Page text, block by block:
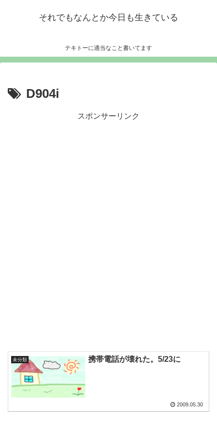
それでもなんとか今日も生きている
テキトーに適当なこと書いてます
D904i
スポンサーリンク
未分類 携帯電話が壊れた。5/23に
2009.05.30